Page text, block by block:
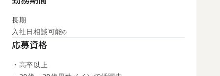
長期
入社日相談可能◎
応募資格
・高卒以上